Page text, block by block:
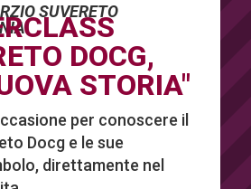
SUVERETO
DOCG,
STORIA"
per conoscere il
Docg e le sue
direttamente nel